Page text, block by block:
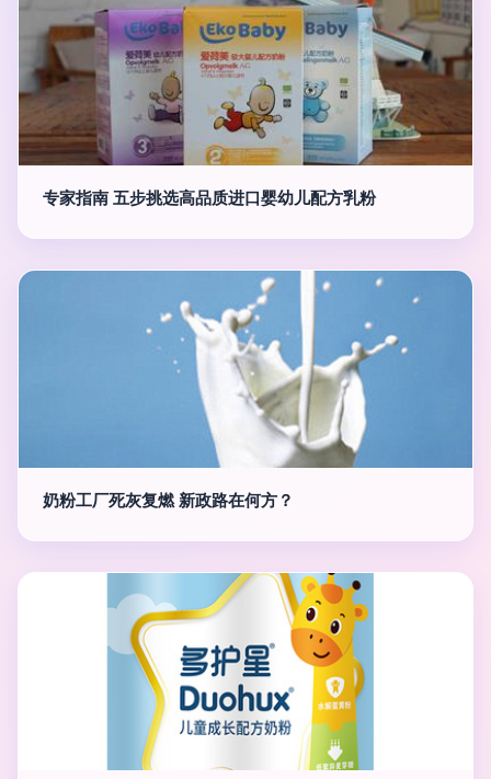
专家指南 五步挑选高品质进口婴幼儿配方乳粉
奶粉工厂死灰复燃 新政路在何方？